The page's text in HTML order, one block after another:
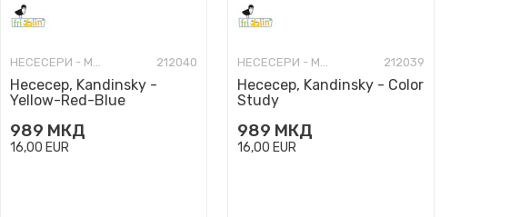
НЕСЕСЕРИ - МОДНИ 212040
Несесер, Kandinsky -
Yellow-Red-Blue
989 МКД
16,00 EUR
НЕСЕСЕРИ - МОДНИ 212039
Несесер, Kandinsky - Color
Study
989 МКД
16,00 EUR